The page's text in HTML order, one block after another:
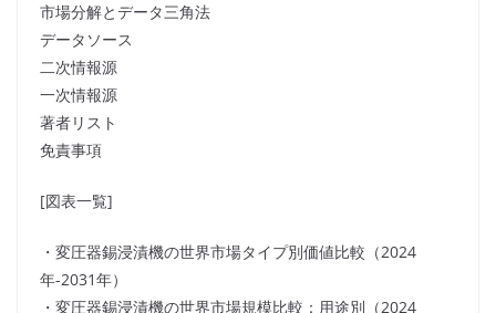
市場分解とデータ三角法
データソース
二次情報源
一次情報源
著者リスト
免責事項
[図表一覧]
・変圧器錫浸漬機の世界市場タイプ別価値比較（2024
年-2031年）
・変圧器錫浸漬機の世界市場規模比較：用途別（2024